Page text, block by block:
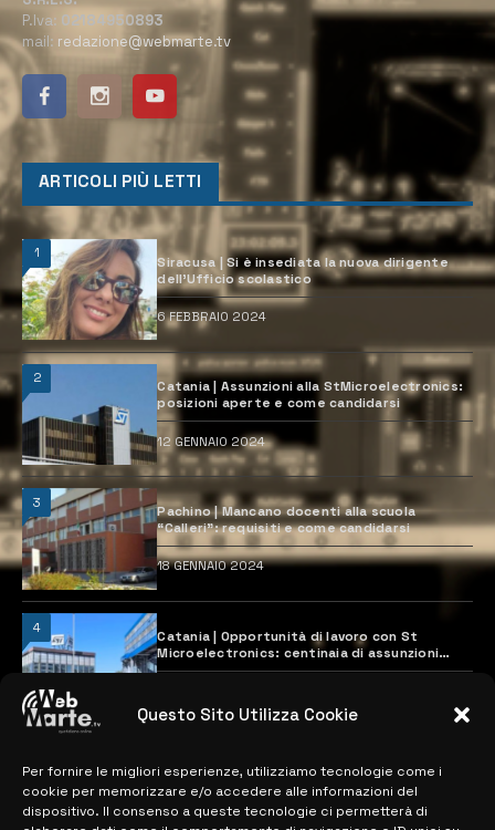
Questo Sito Utilizza Cookie
Per fornire le migliori esperienze, utilizziamo tecnologie come i
cookie per memorizzare e/o accedere alle informazioni del
dispositivo. Il consenso a queste tecnologie ci permetterà di
P.Iva: 02184950893
mail: redazione@webmarte.tv
ARTICOLI PIÙ LETTI
1
Siracusa | Si è insediata la nuova dirigente
dell’Ufficio scolastico
6 FEBBRAIO 2024
2
Catania | Assunzioni alla StMicroelectronics:
posizioni aperte e come candidarsi
12 GENNAIO 2024
3
Pachino | Mancano docenti alla scuola
“Calleri”: requisiti e come candidarsi
18 GENNAIO 2024
4
Catania | Opportunità di lavoro con St
Microelectronics: centinaia di assunzioni
previste
MAPPA DEL SITO